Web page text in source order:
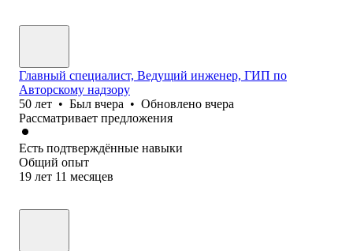
Главный специалист, Ведущий инженер, ГИП по
Авторскому надзору
50 лет • Был вчера • Обновлено вчера
Рассматривает предложения
Есть подтверждённые навыки
Общий опыт
19 лет 11 месяцев